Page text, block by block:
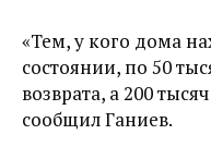
«Тем, у кого дома
состоянии, по 50
возврата, а 200
сообщил Ганиев.